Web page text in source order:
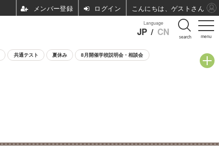
menu
Language
JP / CN search
共通テスト 夏休み 8月開催学校説明会・相談会
ログイン こんにちは、ゲストさん